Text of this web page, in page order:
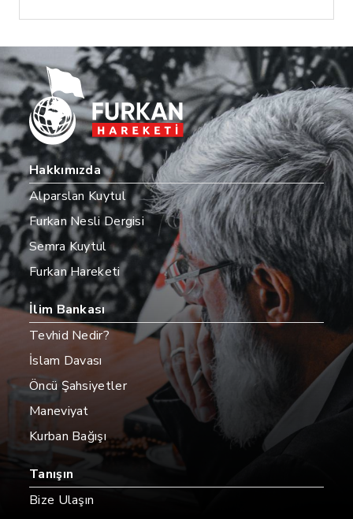
Hakkımızda
Alparslan Kuytul
Furkan Nesli Dergisi
Semra Kuytul
Furkan Hareketi
İlim Bankası
Tevhid Nedir?
İslam Davası
Öncü Şahsiyetler
Maneviyat
Kurban Bağışı
Tanışın
Bize Ulaşın